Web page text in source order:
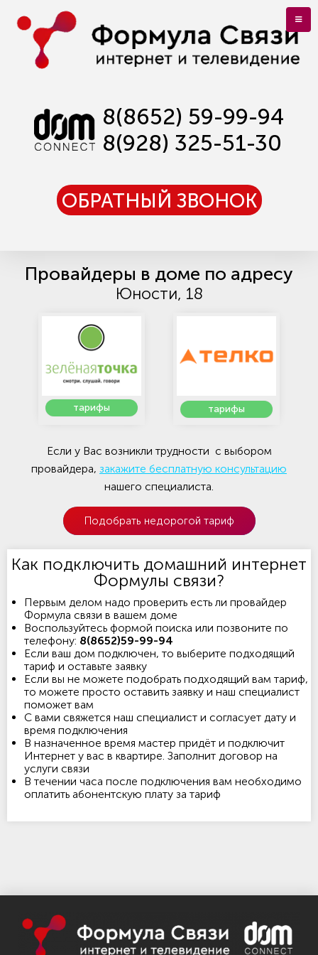
8(8652) 59-99-94
8(928) 325-51-30
ОБРАТНЫЙ ЗВОНОК
Провайдеры в доме по адресу
Юности, 18
тарифы тарифы
Если у Вас возникли трудности с выбором
провайдера, закажите бесплатную консультацию
нашего специалиста.
Подобрать недорогой тариф
Как подключить домашний интернет
Формулы связи?
Первым делом надо проверить есть ли провайдер
Формула связи в вашем доме
Воспользуйтесь формой поиска или позвоните по
телефону: 8(8652)59-99-94
Если ваш дом подключен, то выберите подходящий
тариф и оставьте заявку
Если вы не можете подобрать подходящий вам тариф,
то можете просто оставить заявку и наш специалист
поможет вам
С вами свяжется наш специалист и согласует дату и
время подключения
В назначенное время мастер придёт и подключит
Интернет у вас в квартире. Заполнит договор на
услуги связи
В течении часа после подключения вам необходимо
оплатить абонентскую плату за тариф